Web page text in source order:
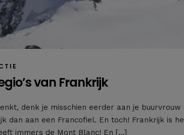
van Frankrijk
denk je misschien eerder aan je
dan aan een Francofiel. En toch! Frankrijk is
immers de Mont Blanc! En […]